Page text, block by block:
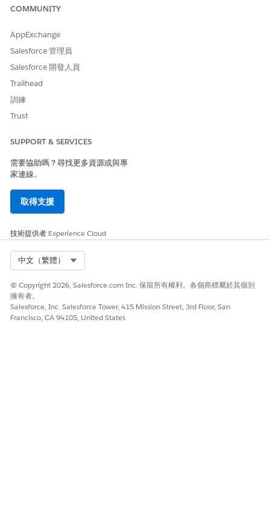
COMMUNITY
AppExchange
Salesforce 管理員
Salesforce 開發人員
Trailhead
訓練
Trust
SUPPORT & SERVICES
需要協助嗎？尋找更多資源或與專
家連線。
取得支援
技術提供者 Experience Cloud
中文（繁體）
© Copyright 2026, Salesforce.com Inc. 保留所有權利。各個商標屬於其個別
擁有者。
Salesforce, Inc. Salesforce Tower, 415 Mission Street, 3rd Floor, San
Francisco, CA 94105, United States